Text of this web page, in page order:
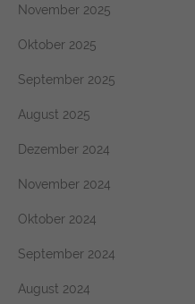
November 2025
Oktober 2025
September 2025
August 2025
Dezember 2024
November 2024
Oktober 2024
September 2024
August 2024